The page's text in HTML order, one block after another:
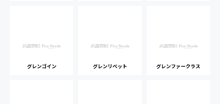
グレンゴイン グレンリベット グレンファークラス